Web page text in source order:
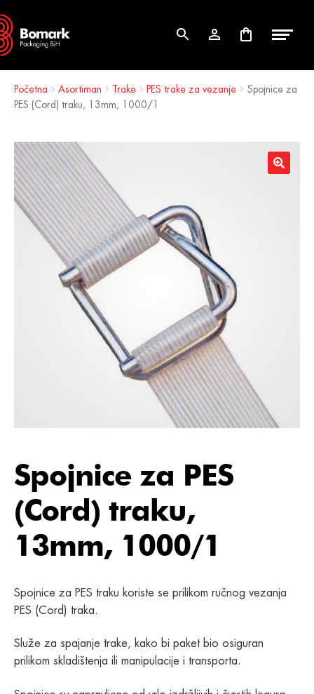
Skip
to
navigation
Skip
to
content
Početna Asortiman Trake PES trake za vezanje
Spojnice za
PES (Cord) traku, 13mm, 1000/1
Spojnice za PES
(Cord) traku,
13mm, 1000/1
Spojnice za PES traku koriste se prilikom ručnog vezanja
PES (Cord) traka.
Služe za spajanje trake, kako bi paket bio osiguran
prilikom skladištenja ili manipulacije i transporta.